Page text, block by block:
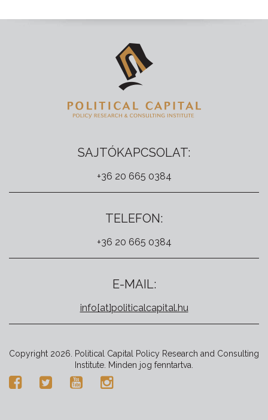
SAJTÓKAPCSOLAT:
+36 20 665 0384
TELEFON:
+36 20 665 0384
E-MAIL:
info[at]politicalcapital.hu
Copyright 2026. Political Capital Policy Research and Consulting
Institute. Minden jog fenntartva.